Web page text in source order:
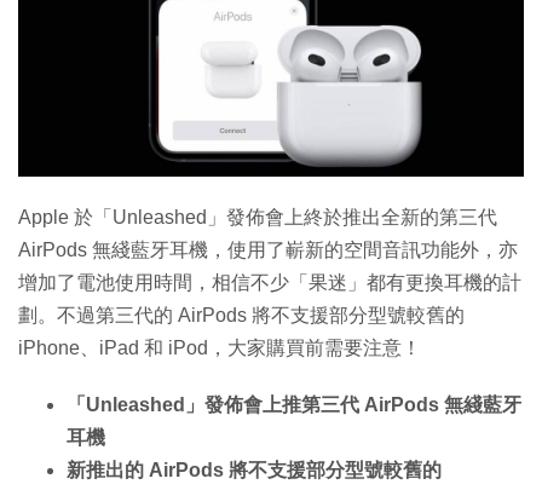
Apple 於「Unleashed」發佈會上終於推出全新的第三代
AirPods 無綫藍牙耳機，使用了嶄新的空間音訊功能外，亦
增加了電池使用時間，相信不少「果迷」都有更換耳機的計
劃。不過第三代的 AirPods 將不支援部分型號較舊的
iPhone、iPad 和 iPod，大家購買前需要注意！
「Unleashed」發佈會上推第三代 AirPods 無綫藍牙
耳機
新推出的 AirPods 將不支援部分型號較舊的